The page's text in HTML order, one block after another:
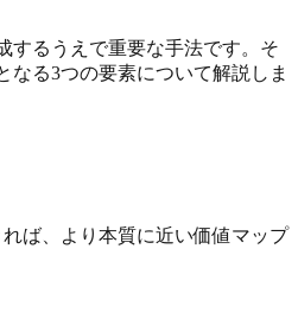
するうえで重要な手法です。そ
なる3つの要素について解説しま
ば、より本質に近い価値マップ